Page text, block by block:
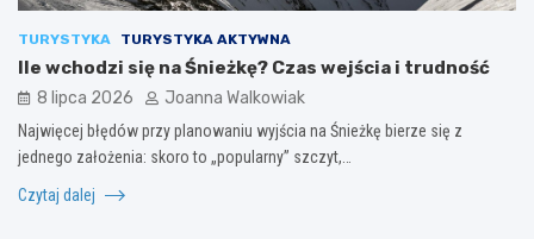
TURYSTYKA TURYSTYKA AKTYWNA
Ile wchodzi się na Śnieżkę? Czas wejścia i trudność
8 lipca 2026 Joanna Walkowiak
Najwięcej błędów przy planowaniu wyjścia na Śnieżkę bierze się z
jednego założenia: skoro to „popularny” szczyt,…
Czytaj dalej